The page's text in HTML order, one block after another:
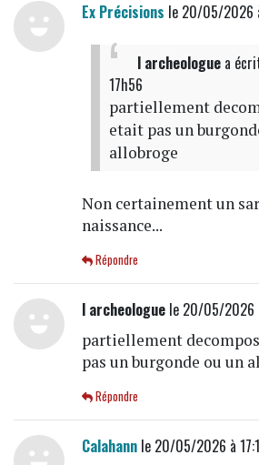
Ex Précisions le 20/05/2026
l archeologuea
17h56
partiellement
etait pas un
allobroge
Non certainement un
naissance...
Répondre
l archeologuele 20/05/2026
partiellement
pas un burgonde ou un
Répondre
Calahannle 20/05/2026 à